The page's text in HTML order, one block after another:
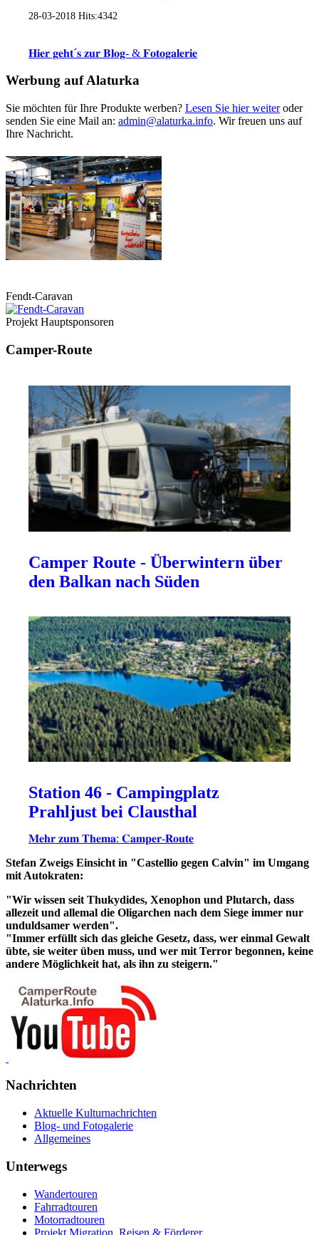
28-03-2018 Hits:4342
𝐇𝐢𝐞𝐫 𝐠𝐞𝐡𝐭´𝐬 𝐳𝐮𝐫 𝐁𝐥𝐨𝐠- & 𝐅𝐨𝐭𝐨𝐠𝐚𝐥𝐞𝐫𝐢𝐞
Werbung auf Alaturka
Sie möchten für Ihre Produkte werben? Lesen Sie hier weiteroder
senden Sie eine Mail an: admin@alaturka.info. Wir freuen uns auf
Ihre Nachricht.
Fendt-Caravan
Projekt Hauptsponsoren
Camper-Route
Camper Route - Überwintern über
den Balkan nach Süden
Station 46 - Campingplatz
Prahljust bei Clausthal
𝐌𝐞𝐡𝐫 𝐳𝐮𝐦 𝐓𝐡𝐞𝐦𝐚: 𝐂𝐚𝐦𝐩𝐞𝐫-𝐑𝐨𝐮𝐭𝐞
Stefan Zweigs Einsicht in "Castellio gegen Calvin" im Umgang
mit Autokraten:
"Wir wissen seit Thukydides, Xenophon und Plutarch, dass
allezeit und allemal die Oligarchen nach dem Siege immer nur
unduldsamer werden".
"Immer erfüllt sich das gleiche Gesetz, dass, wer einmal Gewalt
übte, sie weiter üben muss, und wer mit Terror begonnen, keine
andere Möglichkeit hat, als ihn zu steigern."
Nachrichten
Aktuelle Kulturnachrichten
Blog- und Fotogalerie
Allgemeines
Unterwegs
Wandertouren
Fahrradtouren
Motorradtouren
Projekt Migration, Reisen & Förderer